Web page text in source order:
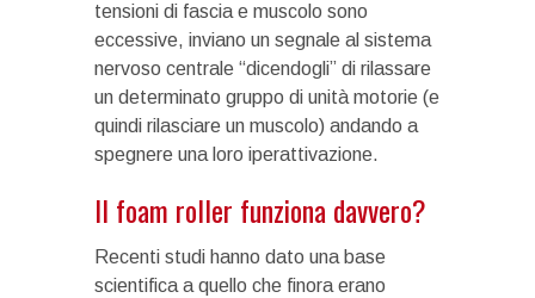
tensioni di fascia e muscolo sono
eccessive, inviano un segnale al sistema
nervoso centrale “dicendogli” di rilassare
un determinato gruppo di unità motorie (e
quindi rilasciare un muscolo) andando a
spegnere una loro iperattivazione.
Il foam roller funziona davvero?
Recenti studi hanno dato una base
scientifica a quello che finora erano